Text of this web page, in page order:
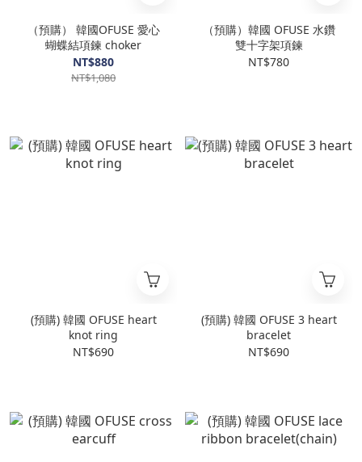
（預購） 韓國OFUSE 愛心
蝴蝶結項鍊 choker
NT$880
NT$1,080
（預購）韓國 OFUSE 水鑽
雙十字架項鍊
NT$780
(預購) 韓國 OFUSE heart
knot ring
NT$690
(預購) 韓國 OFUSE 3 heart
bracelet
NT$690